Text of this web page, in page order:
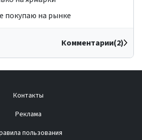
покупаю на рынке
Комментарии(2)
Контакты
Реклама
пользования